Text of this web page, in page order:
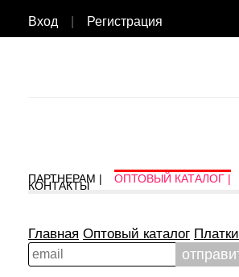
Вход Регистрация
ПАРТНЕРАМ | ОПТОВЫЙ КАТАЛОГ |
КОНТАКТЫ
Главная Оптовый каталог Платки